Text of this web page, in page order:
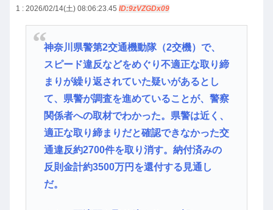
1 : 2026/02/14(土) 08:06:23.45 ID:9zVZGDx09
神奈川県警第2交通機動隊（2交機）で、
スピード違反などをめぐり不適正な取り締
まりが繰り返されていた疑いがあるとし
て、県警が調査を進めていることが、警察
関係者への取材でわかった。県警は近く、
適正な取り締まりだと確認できなかった交
通違反約2700件を取り消す。納付済みの
反則金計約3500万円を還付する見通し
だ。